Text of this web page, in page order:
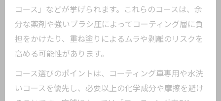
コース」などが挙げられます。これらのコースは、余
分な薬剤や強いブラシ圧によってコーティング層に負
担をかけたり、重ね塗りによるムラや剥離のリスクを
高める可能性があります。
コース選びのポイントは、コーティング車専用や水洗
いコースを優先し、必要以上の化学成分や摩擦を避け